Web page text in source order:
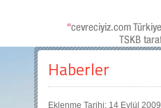
Haberler
Eklenme Tarihi: 14 Eylül 2009